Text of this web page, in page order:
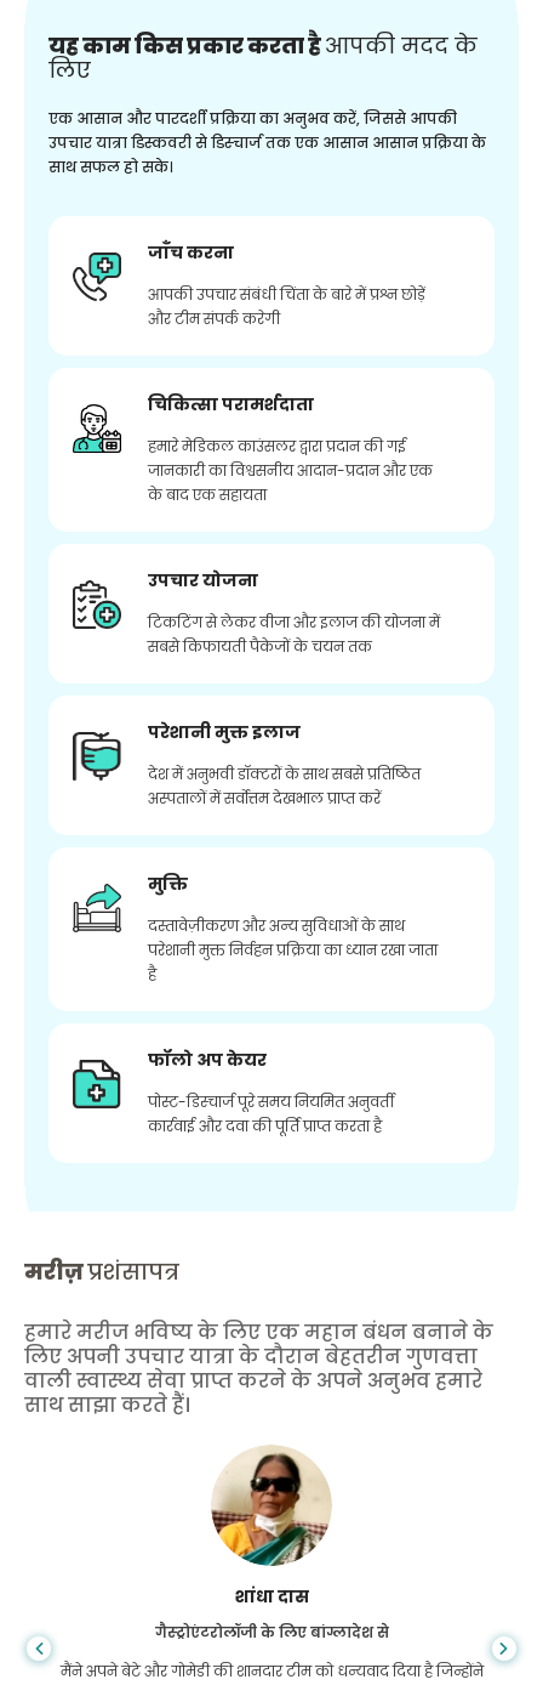
यह काम किस प्रकार करता हैआपकी मदद के
लिए
एक आसान और पारदर्शी प्रक्रिया का अनुभव करें, जिससे आपकी
उपचार यात्रा डिस्कवरी से डिस्चार्ज तक एक आसान आसान प्रक्रिया के
साथ सफल हो सके।
जाँच करना
आपकी उपचार संबंधी चिंता के बारे में प्रश्न छोड़ें
और टीम संपर्क करेगी
चिकित्सा परामर्शदाता
हमारे मेडिकल काउंसलर द्वारा प्रदान की गई
जानकारी का विश्वसनीय आदान-प्रदान और एक
के बाद एक सहायता
उपचार योजना
टिकटिंग से लेकर वीजा और इलाज की योजना में
सबसे किफायती पैकेजों के चयन तक
परेशानी मुक्त इलाज
देश में अनुभवी डॉक्टरों के साथ सबसे प्रतिष्ठित
अस्पतालों में सर्वोत्तम देखभाल प्राप्त करें
मुक्ति
दस्तावेज़ीकरण और अन्य सुविधाओं के साथ
परेशानी मुक्त निर्वहन प्रक्रिया का ध्यान रखा जाता
है
फॉलो अप केयर
पोस्ट-डिस्चार्ज पूरे समय नियमित अनुवर्ती
कार्रवाई और दवा की पूर्ति प्राप्त करता है
मरीज़प्रशंसापत्र
हमारे मरीज भविष्य के लिए एक महान बंधन बनाने के
लिए अपनी उपचार यात्रा के दौरान बेहतरीन गुणवत्ता
वाली स्वास्थ्य सेवा प्राप्त करने के अपने अनुभव हमारे
साथ साझा करते हैं।
शांधा दास
गैस्ट्रोएंटरोलॉजी के लिए बांग्लादेश से
मैंने अपने बेटे और गोमेडी की शानदार टीम को धन्यवाद दिया है जिन्होंने